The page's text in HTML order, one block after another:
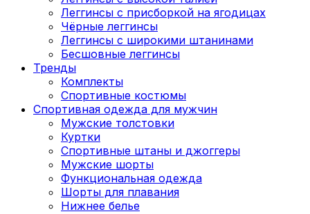
Леггинсы с присборкой на ягодицах
Чёрные леггинсы
Леггинсы с широкими штанинами
Бесшовные леггинсы
Тренды
Комплекты
Спортивные костюмы
Спортивная одежда для мужчин
Мужские толстовки
Куртки
Спортивные штаны и джоггеры
Мужские шорты
Функциональная одежда
Шорты для плавания
Нижнее белье